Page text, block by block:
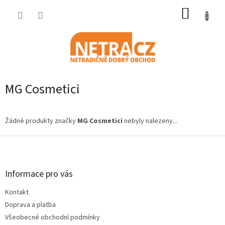
MG Cosmetici
Žádné produkty značky MG Cosmetici nebyly nalezeny...
Z
Informace pro vás
Kontakt
Doprava a platba
Všeobecné obchodní podmínky